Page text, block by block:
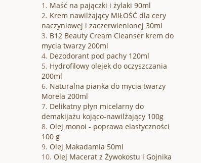
Maść na pajączki i żylaki 90ml
Krem nawilżający MIŁOŚĆ dla cery
naczyniowej i zaczerwienionej 30ml
B12 Beauty Cream Cleanser krem do
mycia twarzy 200ml
Dezodorant pod pachy 120ml
Hydrofilowy olejek do oczyszczania
200ml
Naturalna pianka do mycia twarzy
Morela 200ml
Delikatny płyn micelarny do
demakijażu kojąco-nawilżający 100g
Olej monoi - poprawa elastyczności
100 g
Olej Makadamia 50ml
Olej Macerat z Żywokostu i Gojnika